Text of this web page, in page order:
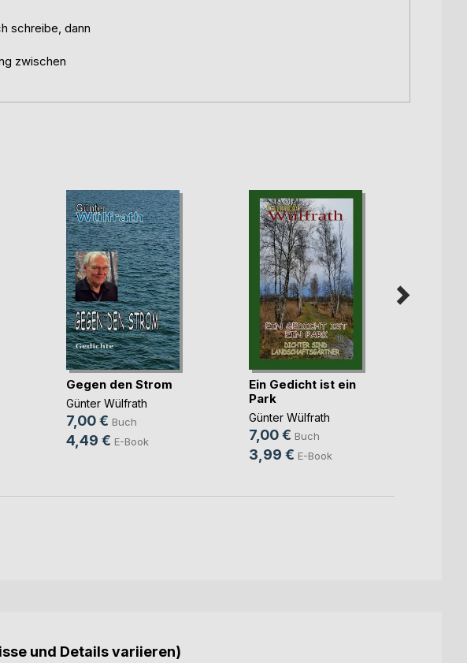
schreibe, dann
zwischen
Gegen den Strom
Günter Wülfrath
7,00 € Buch
4,49 € E-Book
Ein Gedicht ist ein
Park
Günter Wülfrath
7,00 € Buch
3,99 € E-Book
und Details variieren)